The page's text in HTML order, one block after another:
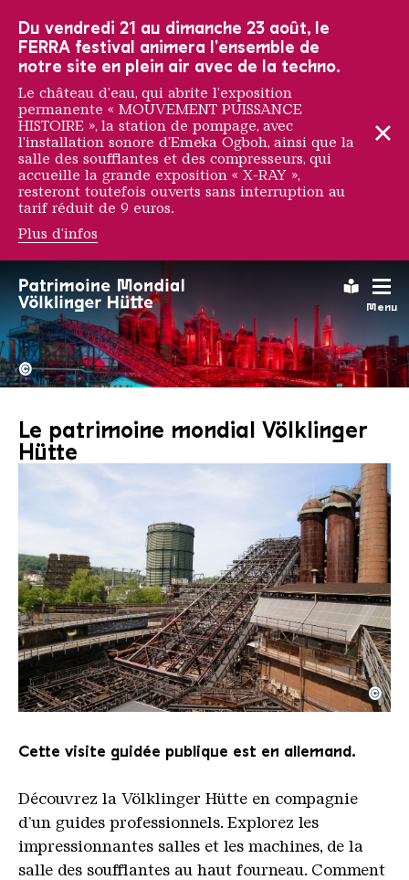
Menu
La Völklinger Hütte
Copyright:
©
Le patrimoine mondial Völklinger
Hütte
Le monte-charge incliné de la Völklinger Hütte
Copyright: Weltkulturerbe Völklinger Hütte | Karl
©
Cette visite guidée publique est en allemand.
Découvrez la Völklinger Hütte en compagnie
d’un guides professionnels. Explorez les
impressionnantes salles et les machines, de la
salle des soufflantes au haut fourneau. Comment
Du vendredi 21 au dimanche 23 août, le
FERRA festival animera l'ensemble de
notre site en plein air avec de la techno.
Le château d'eau, qui abrite l'exposition
permanente « MOUVEMENT PUISSANCE
HISTOIRE », la station de pompage, avec
l'installation sonore d'Emeka Ogboh, ainsi que la
salle des soufflantes et des compresseurs, qui
accueille la grande exposition « X-RAY »,
resteront toutefois ouverts sans interruption au
tarif réduit de 9 euros.
Plus d'infos